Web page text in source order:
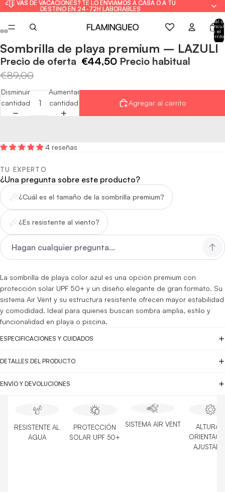
¿TE VAS DE VACACIONES? TE LO ENVIAMOS A CASA O A TU
DESTINO EN 24-72H LABORABLES
¿TE VAS DE VACACIONES? TE LO ENVIAMOS A CASA O A TU
DESTINO EN 24-72H LABORABLES
Total
en el
carrito:
Abrir
imagen
pantalla
completa
Abrir
imagen
pantalla
completa
Abrir
imagen
pantalla
completa
Abrir
imagen
pantalla
completa
Abrir
imagen
pantalla
completa
Abrir
imagen
pantalla
completa
Abrir
imagen
pantalla
completa
Abrir
imagen
pantalla
completa
Sombrilla de playa premium – LAZULI
Precio de oferta €44,50 Precio habitual
€89,00
Disminuir
cantidad
Aumentar
cantidad
Agregar al carrito
4 reseñas
TU EXPERTO
¿Una pregunta sobre este producto?
¿Cuál es el tamaño de la sombrilla premium?
¿Es resistente al viento?
La sombrilla de playa color azul es una opción premium con
protección solar UPF 50+ y un diseño elegante de gran formato. Su
sistema Air Vent y su estructura resistente ofrecen mayor estabilidad
y comodidad. Ideal para quienes buscan sombra amplia, estilo y
funcionalidad en playa o piscina.
ESPECIFICACIONES Y CUIDADOS
DETALLES DEL PRODUCTO
ENVÍO Y DEVOLUCIONES
RESISTENTE AL
AGUA
PROTECCIÓN
SOLAR UPF 50+
SISTEMA AIR VENT
ALTURA Y